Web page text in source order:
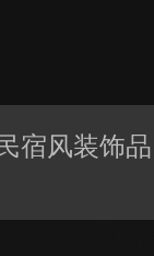
PB3构件 构件
宿风装饰